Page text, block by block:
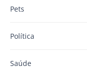
Pets
Política
Saúde